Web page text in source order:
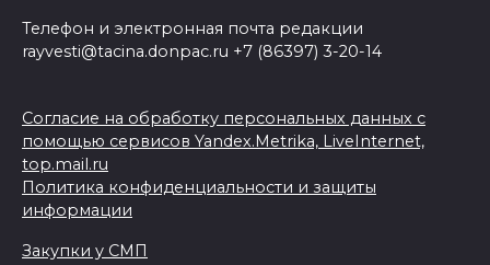
Телефон и электронная почта редакции
rayvesti@tacina.donpac.ru +7 (86397) 3-20-14
Согласие на обработку персональных данных с
помощью сервисов Yandex.Metrika, LiveInternet,
top.mail.ru
Политика конфиденциальности и защиты
информации
Закупки у СМП